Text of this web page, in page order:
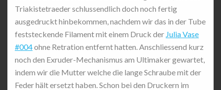
Triakistetraeder schlussendlich doch noch fertig
ausgedruckt hinbekommen, nachdem wir das in der Tube
feststeckende Filament mit einem Druck der Julia Vase
#004ohne Retration entfernt hatten. Anschliessend kurz
noch den Exruder-Mechanismus am Ultimaker gewartet,
indem wir die Mutter welche die lange Schraube mit der
Feder hält ersetzt haben. Schon bei den Druckern im